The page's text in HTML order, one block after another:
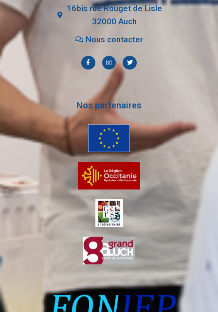
16bis rue Rouget de Lisle
32000 Auch
Nous contacter
Nos partenaires